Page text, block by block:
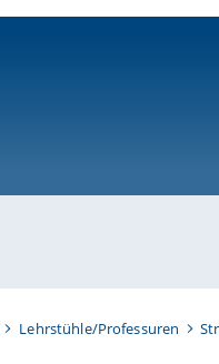
Lehrstühle/Professuren